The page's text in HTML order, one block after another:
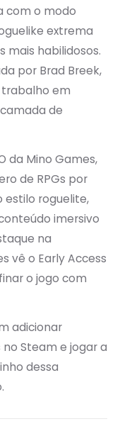
com o modo
extrema
mais habilidosos.
por Brad Breek,
em
de
da Mino Games,
de RPGs por
estilo roguelite,
imersivo
na
vê o Early Access
o jogo com
adicionar
Steam e jogar a
dessa